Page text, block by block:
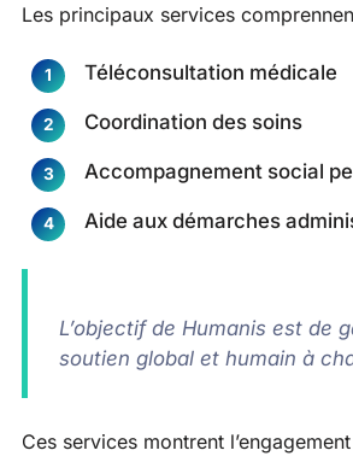
Les principaux services
Téléconsultation médicale
Coordination des soins
Accompagnement social
Aide aux démarches
L’objectif de Humanis est de
soutien global et humain à
Ces services montrent